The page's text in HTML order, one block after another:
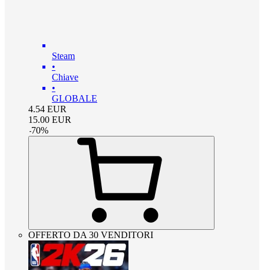
Steam
•
Chiave
•
GLOBALE
4.54 EUR
15.00 EUR
-70%
OFFERTO DA 30 VENDITORI